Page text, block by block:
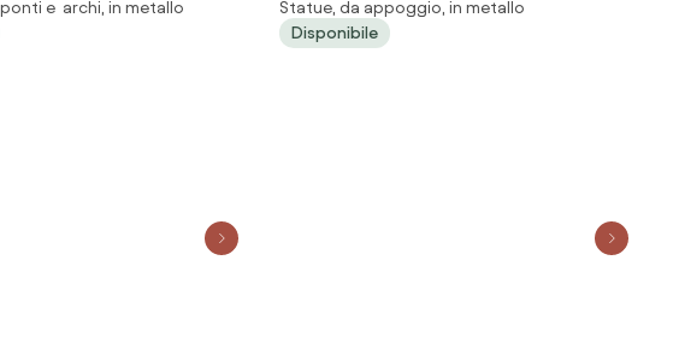
e archi, in metallo
bianco ossidato
Statue, da appoggio, in metallo
Disponibile